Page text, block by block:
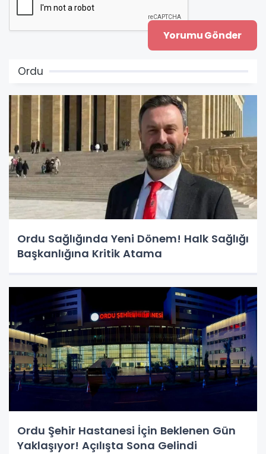
Ordu
Ordu Sağlığında Yeni Dönem! Halk Sağlığı
Başkanlığına Kritik Atama
Ordu Şehir Hastanesi İçin Beklenen Gün
Yaklaşıyor! Açılışta Sona Gelindi